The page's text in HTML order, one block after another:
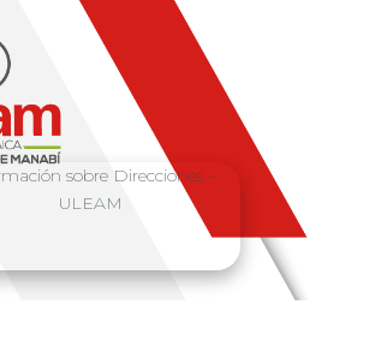
sobre Direcciones –
ULEAM